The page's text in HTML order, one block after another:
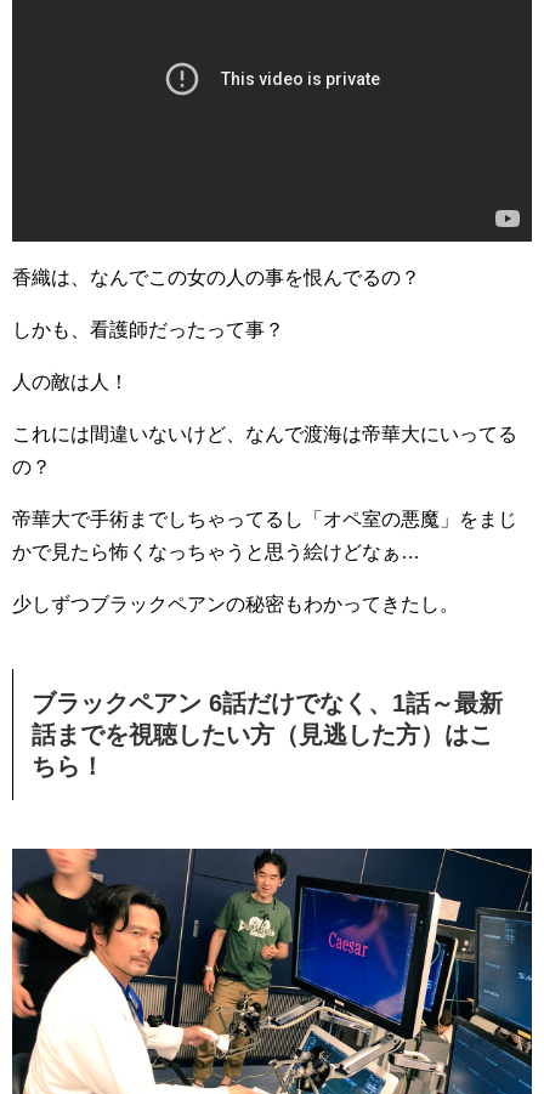
香織は、なんでこの女の人の事を恨んでるの？
しかも、看護師だったって事？
人の敵は人！
これには間違いないけど、なんで渡海は帝華大にいってる
の？
帝華大で手術までしちゃってるし「オペ室の悪魔」をまじ
かで見たら怖くなっちゃうと思う絵けどなぁ…
少しずつブラックペアンの秘密もわかってきたし。
ブラックペアン 6話だけでなく、1話～最新
話までを視聴したい方（見逃した方）はこ
ちら！